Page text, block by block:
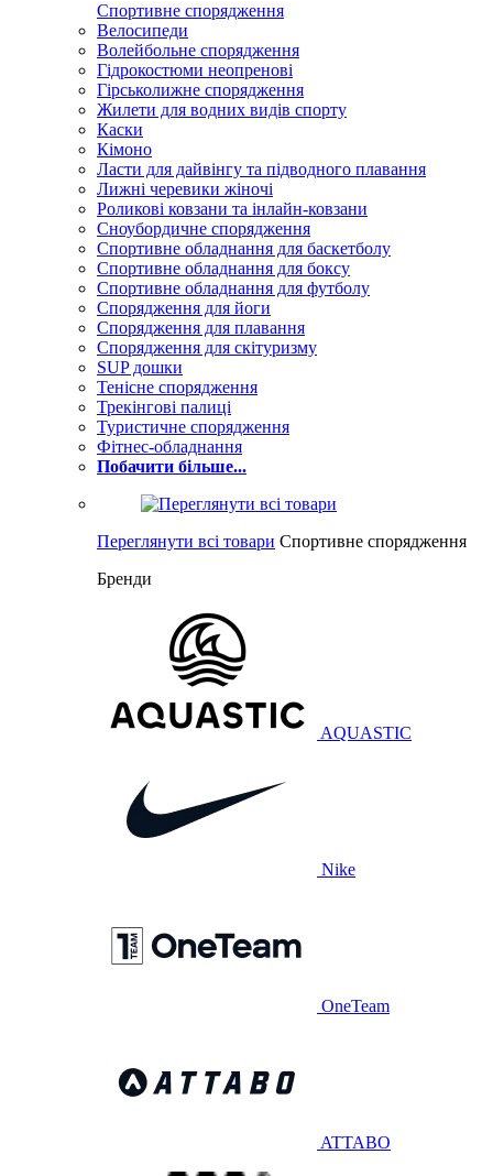
Спортивне спорядження
Велосипеди
Волейбольне спорядження
Гідрокостюми неопренові
Гірськолижне спорядження
Жилети для водних видів спорту
Каски
Кімоно
Ласти для дайвінгу та підводного плавання
Лижні черевики жіночі
Роликові ковзани та інлайн-ковзани
Сноубордичне спорядження
Спортивне обладнання для баскетболу
Спортивне обладнання для боксу
Спортивне обладнання для футболу
Спорядження для йоги
Спорядження для плавання
Спорядження для скітуризму
SUP дошки
Тенісне спорядження
Трекінгові палиці
Туристичне спорядження
Фітнес-обладнання
Побачити більше...
Переглянути всі товари Спортивне спорядження
Бренди
AQUASTIC
Nike
OneTeam
ATTABO